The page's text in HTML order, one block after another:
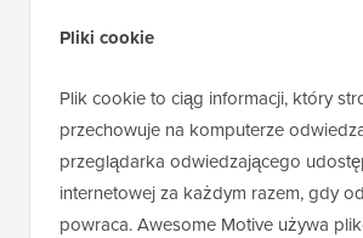
Pliki cookie
Plik cookie to ciąg informacji, który
przechowuje na komputerze
przeglądarka odwiedzającego
internetowej za każdym razem, gdy
powraca. Awesome Motive używa